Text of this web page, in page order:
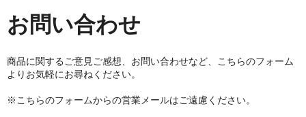
お問い合わせ
商品に関するご意見ご感想、お問い合わせなど、こちらのフォーム
よりお気軽にお尋ねください。
※こちらのフォームからの営業メールはご遠慮ください。